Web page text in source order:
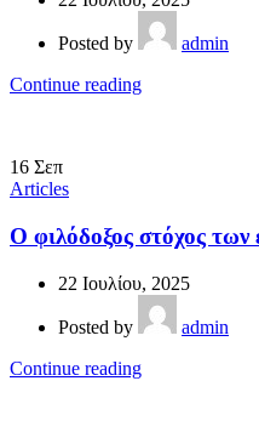
Posted by
admin
Continue reading
16 Σεπ
Articles
Ο φιλόδοξος στόχος των
22 Ιουλίου, 2025
Posted by
admin
Continue reading